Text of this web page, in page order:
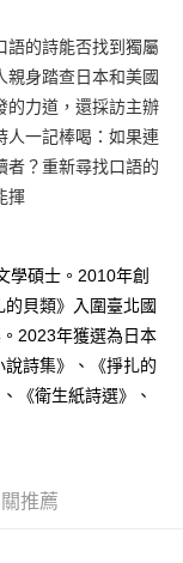
語的詩能否找到獨屬
親身踏查日本和美國
的力道，還採訪主辦
人一記棒喝：如果連
者？重新尋找口語的
揮
學碩士。2010年創
貝類》入圍臺北國
2023年獲選為日本
詩集》、《掙扎的
《衛生紙詩選》、
推薦